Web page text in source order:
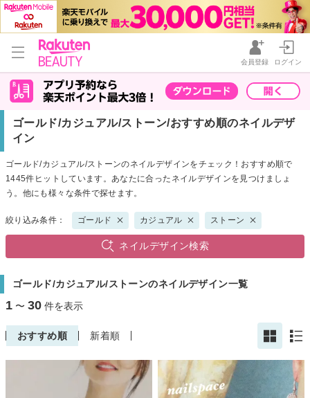
会員登録 ログイン
ゴールド/カジュアル/ストーン/おすすめ順のネイルデザ
イン
ゴールド/カジュアル/ストーンのネイルデザインをチェック！おすすめ順で
1445件ヒットしています。あなたに合ったネイルデザインを見つけましょ
う。他にも様々な条件で探せます。
絞り込み条件： ゴールド カジュアル ストーン
ネイルデザイン検索
ゴールド/カジュアル/ストーンのネイルデザイン一覧
1 〜 30 件を表示
おすすめ順 新着順